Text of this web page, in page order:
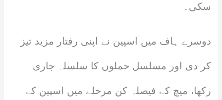
سکی۔
دوسرے ہاف میں اسپین نے اپنی رفتار مزید تیز
کر دی اور مسلسل حملوں کا سلسلہ جاری
رکھا، میچ کے فیصلہ کن مرحلے میں اسپین کے